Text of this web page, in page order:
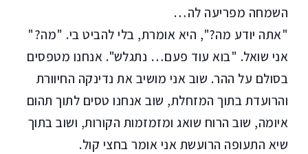
השמחה מפריעה לה…
"אתה יודע מה?", היא אומרת, בלי להביט בי. "מה?"
אני שואל. "בוא עוד פעם… נתגלש". אנחנו מטפסים
בסולם על ההר. שוב אני מושיב את נדינקה החיוורת
והרועדת בתוך המזחלת, שוב אנחנו טסים לתוך תהום
איומה, שוב הרוח שואג ומזמזמות הקורות, ושוב בתוך
שיא התעופה הרועשת אני אומר בחצי קול.